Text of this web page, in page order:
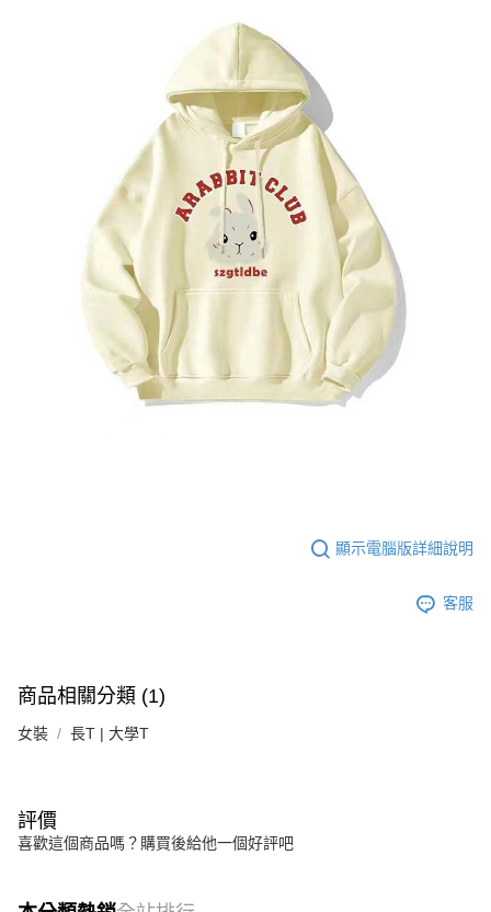
顯示電腦版詳細說明
客服
商品相關分類 (1)
女裝 長T | 大學T
評價
喜歡這個商品嗎？購買後給他一個好評吧